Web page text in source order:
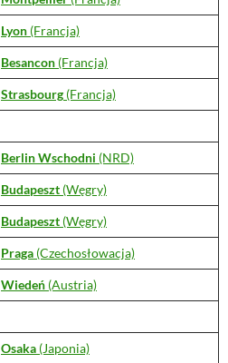
Lyon (Francja)
Besancon (Francja)
Strasbourg (Francja)
Berlin Wschodni (NRD)
Budapeszt (Węgry)
Budapeszt (Węgry)
Praga (Czechosłowacja)
Wiedeń (Austria)
Osaka (Japonia)